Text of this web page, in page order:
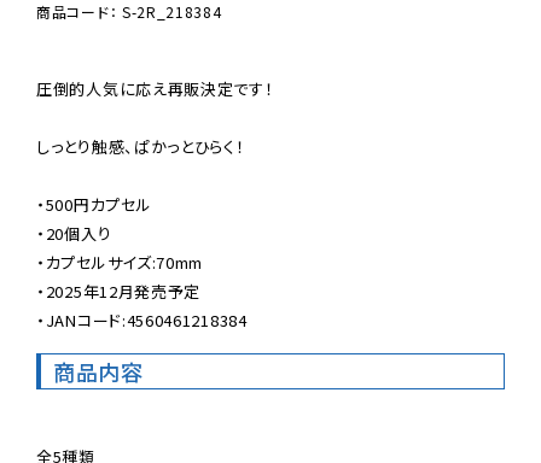
商品コード： S-2R_218384
圧倒的人気に応え再販決定です！
しっとり触感、ぱかっとひらく！
・500円カプセル
・20個入り
・カプセルサイズ:70mm
・2025年12月発売予定
・JANコード:4560461218384
商品内容
全5種類